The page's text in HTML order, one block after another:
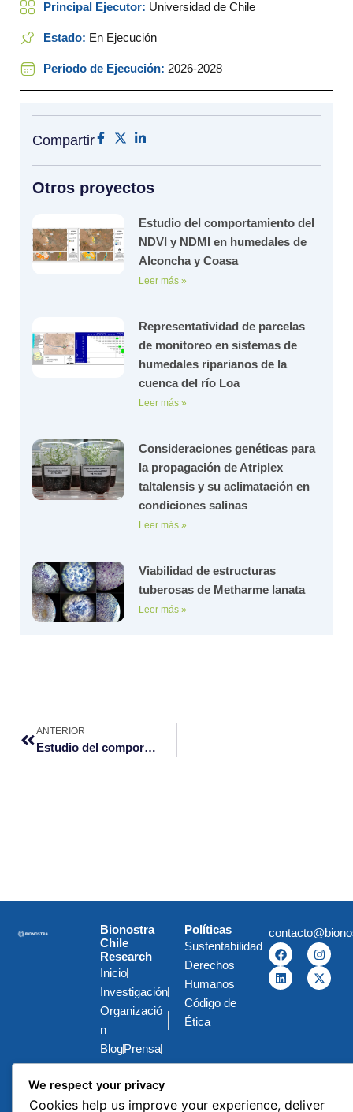
Principal Ejecutor: Universidad de Chile
Estado: En Ejecución
Periodo de Ejecución: 2026-2028
Compartir
Otros proyectos
Estudio del comportamiento del
NDVI y NDMI en humedales de
Alconcha y Coasa
Leer más »
Representatividad de parcelas
de monitoreo en sistemas de
humedales riparianos de la
cuenca del río Loa
Leer más »
Consideraciones genéticas para
la propagación de Atriplex
taltalensis y su aclimatación en
condiciones salinas
Leer más »
Viabilidad de estructuras
tuberosas de Metharme lanata
Leer más »
ANTERIOR
Estudio del comportamiento del NDVI y NDMI en humedales de Alconcha y Coasa
Bionostra
Chile
Research
Inicio
Investigación
Organizació
n
BlogPrensa
Contacto
Políticas
Sustentabilidad
Derechos
Humanos
Código de
Ética
F
a
c
e
b
I
n
s
t
a
L
i
n
k
e
X
-
t
w
i
We respect your privacy
Cookies help us improve your experience, deliver